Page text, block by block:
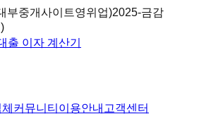
부중개사이트영위업)2025-금감
출 이자 계산기
커뮤니티 이용안내 고객센터